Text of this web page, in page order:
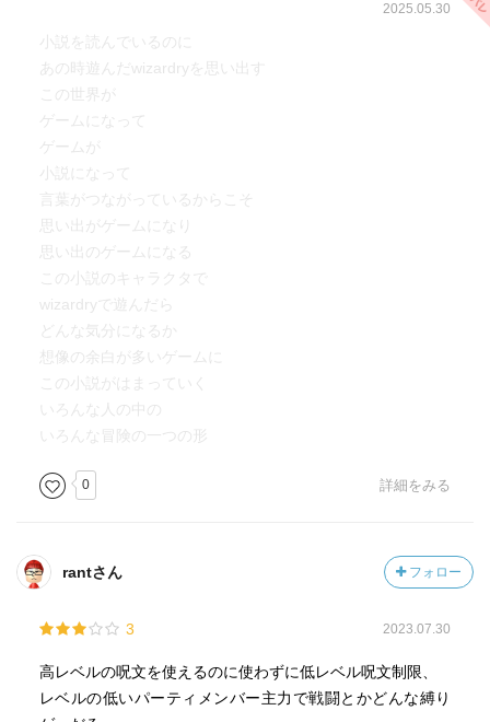
2025.05.30
小説を読んでいるのに
あの時遊んだwizardryを思い出す
この世界が
ゲームになって
ゲームが
小説になって
言葉がつながっているからこそ
思い出がゲームになり
思い出のゲームになる
この小説のキャラクタで
wizardryで遊んだら
どんな気分になるか
想像の余白が多いゲームに
この小説がはまっていく
いろんな人の中の
いろんな冒険の一つの形
0 詳細をみる
rantさん フォロー
3 2023.07.30
高レベルの呪文を使えるのに使わずに低レベル呪文制限、
レベルの低いパーティメンバー主力で戦闘とかどんな縛り